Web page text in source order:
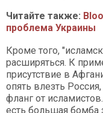
Читайте также:
проблема Украины
Кроме того,
расширяться. К
присутствие в
опять влезть
фланг от
есть большая бомба